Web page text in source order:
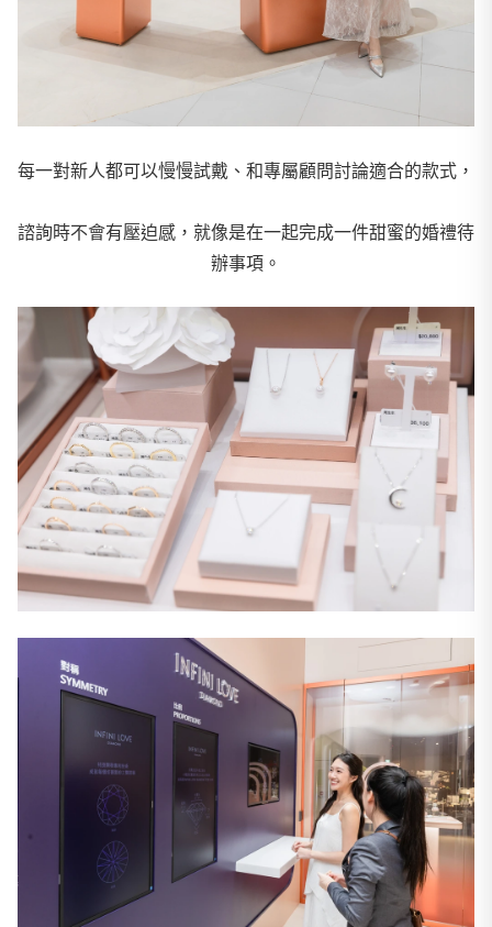
每一對新人都可以慢慢試戴、和專屬顧問討論適合的款式，
諮詢時不會有壓迫感，就像是在一起完成一件甜蜜的婚禮待
辦事項。